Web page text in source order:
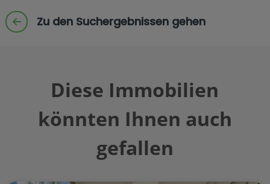
Zu den Suchergebnissen gehen
Diese Immobilien
könnten Ihnen auch
gefallen